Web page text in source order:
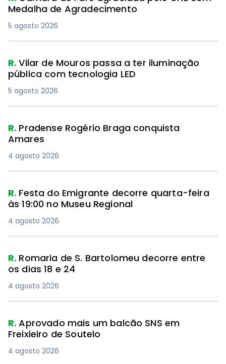
Medalha de Agradecimento
5 agosto 2026
R.Vilar de Mouros passa a ter iluminação
pública com tecnologia LED
5 agosto 2026
R. Pradense Rogério Braga conquista
Amares
4 agosto 2026
R. Festa do Emigrante decorre quarta-feira
às 19:00 no Museu Regional
4 agosto 2026
R. Romaria de S. Bartolomeu decorre entre
os dias 18 e 24
4 agosto 2026
R.Aprovado mais um balcão SNS em
Freixieiro de Soutelo
4 agosto 2026